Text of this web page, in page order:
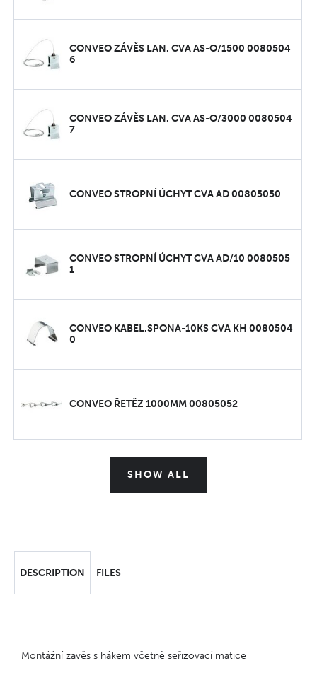
CONVEO ZÁVĚS LAN. CVA AS-O/1500 0080504
6
CONVEO ZÁVĚS LAN. CVA AS-O/3000 0080504
7
CONVEO STROPNÍ ÚCHYT CVA AD 00805050
CONVEO STROPNÍ ÚCHYT CVA AD/10 0080505
1
CONVEO KABEL.SPONA-10KS CVA KH 0080504
0
CONVEO ŘETĚZ 1000MM 00805052
SHOW ALL
DESCRIPTION FILES
Montážní zavěs s hákem včetně seřizovací matice